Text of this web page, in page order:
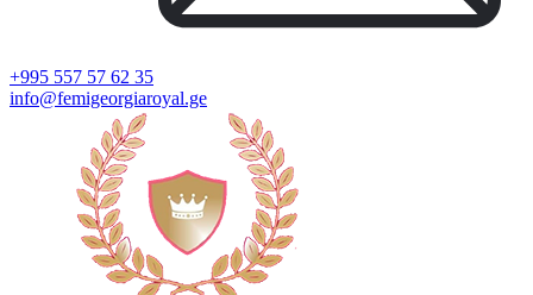
+995 557 57 62 35
info@femigeorgiaroyal.ge